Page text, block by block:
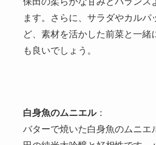
ます。さらに、サラダやカルパ
ど、素材を活かした前菜と一緒
も良いでしょう。
白身魚のムニエル：
バターで焼いた白身魚のムニエ